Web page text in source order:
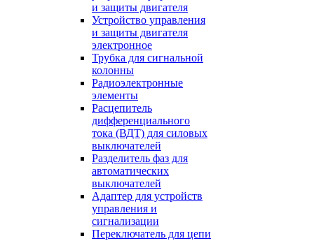
и защиты двигателя
Устройство управления
и защиты двигателя
электронное
Трубка для сигнальной
колонны
Радиоэлектронные
элементы
Расцепитель
дифференциального
тока (ВДТ) для силовых
выключателей
Разделитель фаз для
автоматических
выключателей
Адаптер для устройств
управления и
сигнализации
Переключатель для цепи